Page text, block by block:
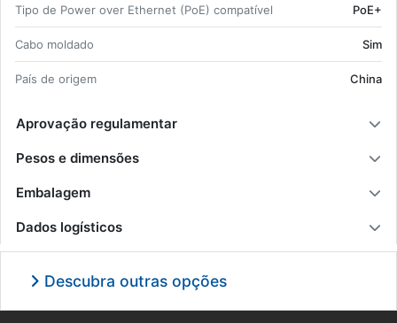
Tipo de Power over Ethernet (PoE) com­pa­tível PoE+
Cabo mol­dado Sim
País de origem China
Aprovação regulamentar
Pesos e dimensões
Embalagem
Dados logísticos
Descubra outras opções